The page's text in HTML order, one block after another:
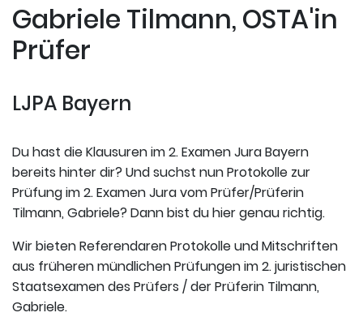
Gabriele Tilmann, OSTA'in
Prüfer
LJPA Bayern
Du hast die Klausuren im 2. Examen Jura Bayern
bereits hinter dir? Und suchst nun Protokolle zur
Prüfung im 2. Examen Jura vom Prüfer/Prüferin
Tilmann, Gabriele? Dann bist du hier genau richtig.
Wir bieten Referendaren Protokolle und Mitschriften
aus früheren mündlichen Prüfungen im 2. juristischen
Staatsexamen des Prüfers / der Prüferin Tilmann,
Gabriele.